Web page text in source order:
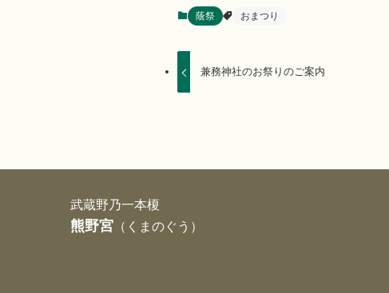
蔭祭 おまつり
兼務神社のお祭りのご案内
武蔵野乃一本榎
熊野宮 （くまのぐう）